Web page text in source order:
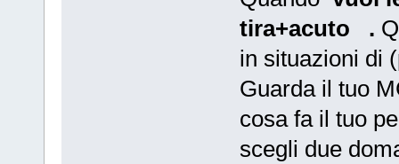
tira+acuto
.
in situazioni di
Guarda il tuo
cosa fa il tuo
scegli due